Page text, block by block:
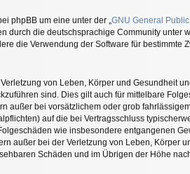
phpBB um eine unter der „GNU General
durch die deutschsprachige Community unter
die Verwendung der Software für bestimmte
von Leben, Körper und Gesundheit
sind. Dies gilt auch für mittelbare
außer bei vorsätzlichem oder grob
auf die bei Vertragsschluss
wie insbesondere entgangenen
außer bei der Verletzung von Leben, Körper
Schäden und im Übrigen der Höhe